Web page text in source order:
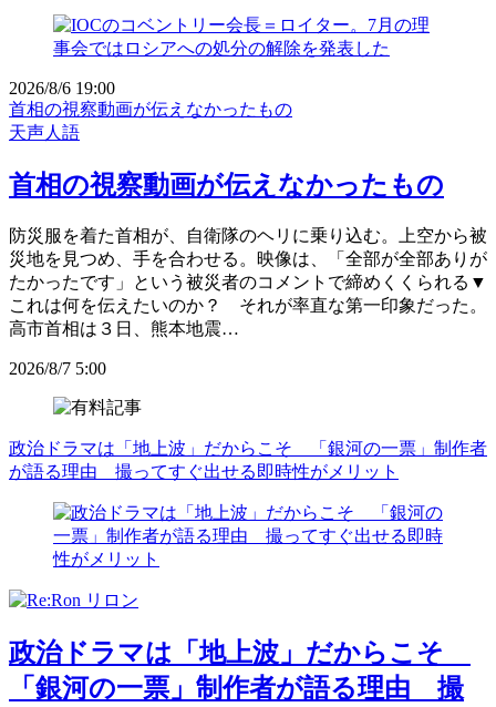
2026/8/6 19:00
首相の視察動画が伝えなかったもの
天声人語
首相の視察動画が伝えなかったもの
防災服を着た首相が、自衛隊のヘリに乗り込む。上空から被
災地を見つめ、手を合わせる。映像は、「全部が全部ありが
たかったです」という被災者のコメントで締めくくられる▼
これは何を伝えたいのか？ それが率直な第一印象だった。
高市首相は３日、熊本地震…
2026/8/7 5:00
政治ドラマは「地上波」だからこそ 「銀河の一票」制作者
が語る理由 撮ってすぐ出せる即時性がメリット
政治ドラマは「地上波」だからこそ
「銀河の一票」制作者が語る理由 撮